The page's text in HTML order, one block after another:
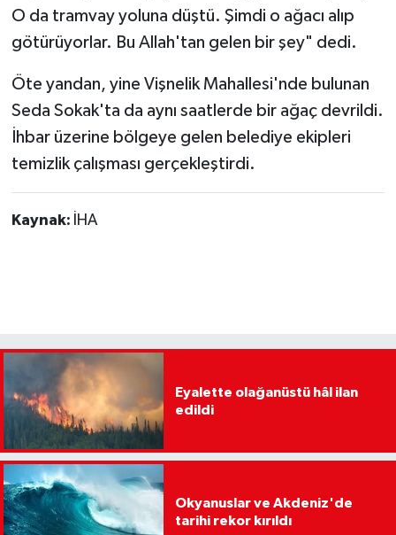
O da tramvay yoluna düştü. Şimdi o ağacı alıp
götürüyorlar. Bu Allah'tan gelen bir şey" dedi.
Öte yandan, yine Vişnelik Mahallesi'nde bulunan
Seda Sokak'ta da aynı saatlerde bir ağaç devrildi.
İhbar üzerine bölgeye gelen belediye ekipleri
temizlik çalışması gerçekleştirdi.
Kaynak: İHA
Eyalette olağanüstü hâl ilan
edildi
Okyanuslar ve Akdeniz'de
tarihi rekor kırıldı